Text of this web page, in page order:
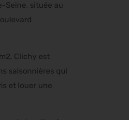
Seine, située au
Clichy est
saisonnières qui
et louer une